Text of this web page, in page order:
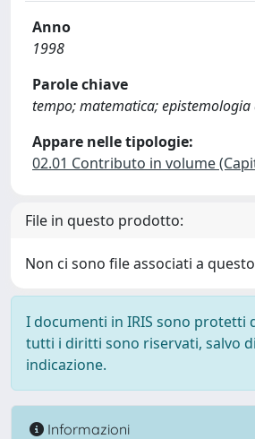
Anno
1998
Parole chiave
tempo; matematica;
Appare nelle tipologie:
02.01 Contributo in volume
File in questo prodotto:
Non ci sono file associati a
I documenti in IRIS sono protetti
tutti i diritti sono riservati, salvo
indicazione.
Informazioni